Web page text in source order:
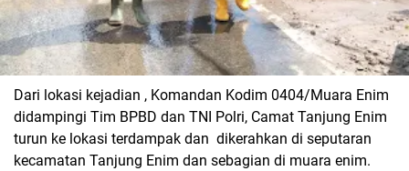
Dari lokasi kejadian , Komandan Kodim 0404/Muara Enim
didampingi Tim BPBD dan TNI Polri, Camat Tanjung Enim
turun ke lokasi terdampak dan dikerahkan di seputaran
kecamatan Tanjung Enim dan sebagian di muara enim.